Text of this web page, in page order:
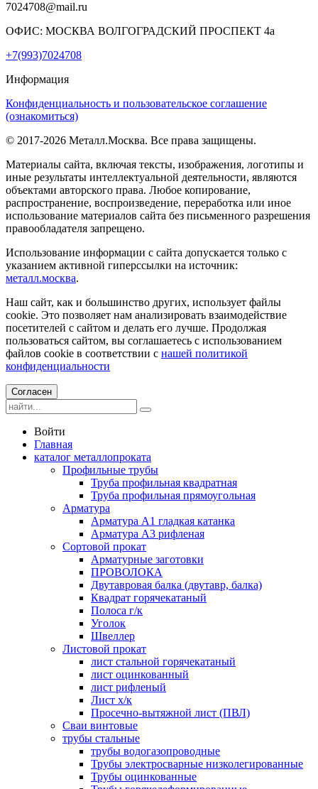
7024708@mail.ru
ОФИС: МОСКВА ВОЛГОГРАДСКИЙ ПРОСПЕКТ 4а
+7(993)7024708
Информация
Конфиденциальность и пользовательское соглашение
(ознакомиться)
© 2017-2026 Металл.Москва. Все права защищены.
Материалы сайта, включая тексты, изображения, логотипы и
иные результаты интеллектуальной деятельности, являются
объектами авторского права. Любое копирование,
распространение, воспроизведение, переработка или иное
использование материалов сайта без письменного разрешения
правообладателя запрещено.
Использование информации с сайта допускается только с
указанием активной гиперссылки на источник:
металл.москва.
Наш сайт, как и большинство других, использует файлы
cookie. Это позволяет нам анализировать взаимодействие
посетителей с сайтом и делать его лучше. Продолжая
пользоваться сайтом, вы соглашаетесь с использованием
файлов cookie в соответствии с нашей политикой
конфиденциальности
Согласен
Войти
Главная
каталог металлопроката
Профильные трубы
Труба профильная квадратная
Труба профильная прямоугольная
Арматура
Арматура А1 гладкая катанка
Арматура А3 рифленая
Сортовой прокат
Арматурные заготовки
ПРОВОЛОКА
Двутавровая балка (двутавр, балка)
Квадрат горячекатаный
Полоса г/к
Уголок
Швеллер
Листовой прокат
лист стальной горячекатаный
лист оцинкованный
лист рифленый
Лист х/к
Просечно-вытяжной лист (ПВЛ)
Сваи винтовые
трубы стальные
трубы водогазопроводные
Трубы электросварные низколегированные
Трубы оцинкованные